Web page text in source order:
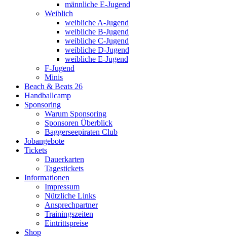
männliche E-Jugend
Weiblich
weibliche A-Jugend
weibliche B-Jugend
weibliche C-Jugend
weibliche D-Jugend
weibliche E-Jugend
F-Jugend
Minis
Beach & Beats 26
Handballcamp
Sponsoring
Warum Sponsoring
Sponsoren Überblick
Baggerseepiraten Club
Jobangebote
Tickets
Dauerkarten
Tagestickets
Informationen
Impressum
Nützliche Links
Ansprechpartner
Trainingszeiten
Eintrittspreise
Shop